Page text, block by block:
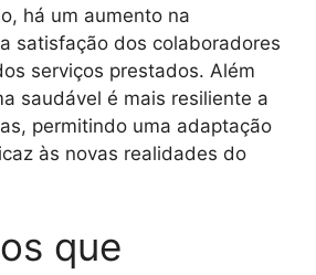
há um aumento na
satisfação dos colaboradores
serviços prestados. Além
saudável é mais resiliente a
permitindo uma adaptação
às novas realidades do
que